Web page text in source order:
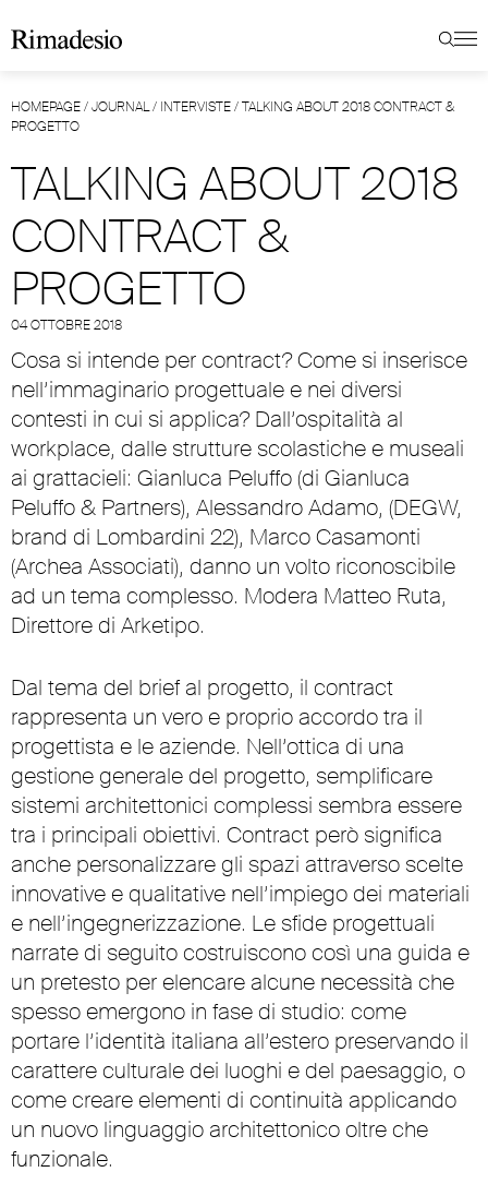
HOMEPAGE/JOURNAL/ INTERVISTE/TALKING ABOUT 2018 CONTRACT &
PROGETTO
TALKING ABOUT 2018
CONTRACT &
PROGETTO
04 OTTOBRE 2018
Cosa si intende per contract? Come si inserisce
nell’immaginario progettuale e nei diversi
contesti in cui si applica? Dall’ospitalità al
workplace, dalle strutture scolastiche e museali
ai grattacieli: Gianluca Peluffo (di Gianluca
Peluffo & Partners), Alessandro Adamo, (DEGW,
brand di Lombardini 22), Marco Casamonti
(Archea Associati), danno un volto riconoscibile
ad un tema complesso. Modera Matteo Ruta,
Direttore di Arketipo.
Dal tema del brief al progetto, il contract
rappresenta un vero e proprio accordo tra il
progettista e le aziende. Nell’ottica di una
gestione generale del progetto, semplificare
sistemi architettonici complessi sembra essere
tra i principali obiettivi. Contract però significa
anche personalizzare gli spazi attraverso scelte
innovative e qualitative nell’impiego dei materiali
e nell’ingegnerizzazione. Le sfide progettuali
narrate di seguito costruiscono così una guida e
un pretesto per elencare alcune necessità che
spesso emergono in fase di studio: come
portare l’identità italiana all’estero preservando il
carattere culturale dei luoghi e del paesaggio, o
come creare elementi di continuità applicando
un nuovo linguaggio architettonico oltre che
funzionale.